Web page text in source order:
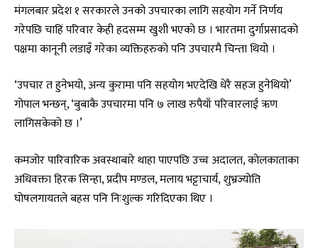
मंगलबार प्रदेश १ सरकारले उनको उपचारका लागि सहयोग गर्ने निर्णय
गरेपछि चाहिं परिवार केही हदसम्म खुशी भएको छ । भारतमा दुर्गाप्रसादको
पक्षमा कानूनी लडाइँ गरेका व्यक्तिहरुको पनि उपचारमै चिन्ता थियो ।
‘उपचार त हुनेभयो, अन्य कुरामा पनि सहयोग भएदेखि धेरै सहज हुनेथियो’
गोपाल भन्छन्, ‘बुबाकै उपचारमा पनि ७ लाख रुपैयाँ परिवारलाई ऋण
लागिसकेको छ ।’
कमजोर पारिवारिक अवस्थाबारे थाहा पाएपछि उच्च अदालत, कोलकाताका
अधिवक्ता हिरक सिन्हा, प्रदीप मण्डल, मलाय भट्टाचार्य, शुभ्रज्योति
घोषलगायतले बहस पनि निःशुल्क गरिदिएका थिए ।